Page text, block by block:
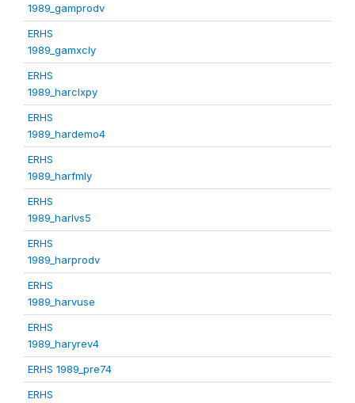
1989_gamprodv
ERHS
1989_gamxcly
ERHS
1989_harclxpy
ERHS
1989_hardemo4
ERHS
1989_harfmly
ERHS
1989_harlvs5
ERHS
1989_harprodv
ERHS
1989_harvuse
ERHS
1989_haryrev4
ERHS 1989_pre74
ERHS